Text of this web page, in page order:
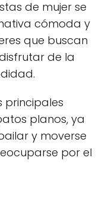
de mujer se
cómoda y
que buscan
de la
principales
planos, ya
y moverse
por el